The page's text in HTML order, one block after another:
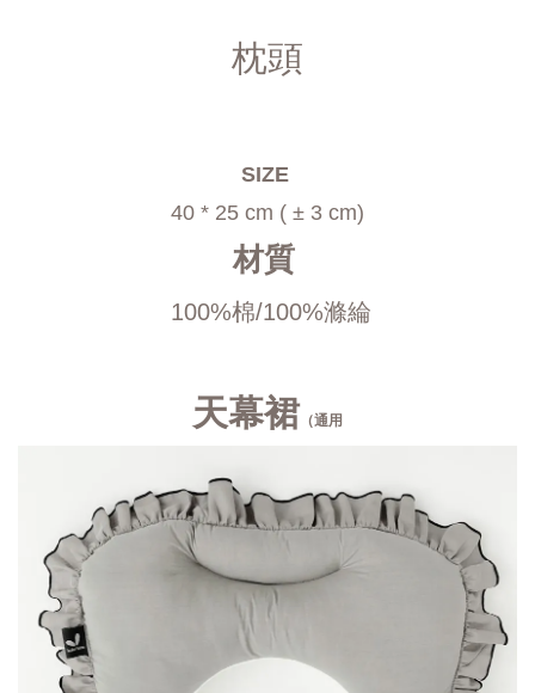
枕頭
SIZE
40 * 25 cm ( ± 3 cm)
材質
100%棉/100%滌綸
天幕裙 （通用